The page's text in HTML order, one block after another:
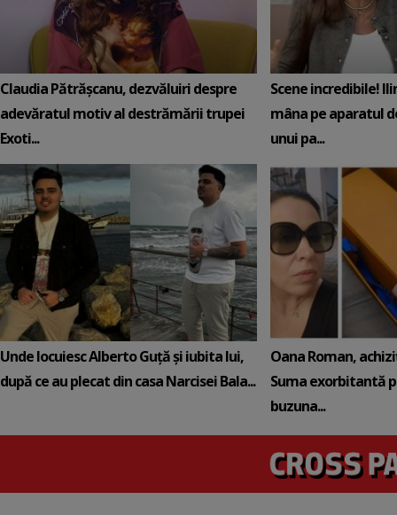
Claudia Pătrășcanu, dezvăluiri despre
adevăratul motiv al destrămării trupei
Exoti...
Scene incredibile!
mâna pe aparatul
unui pa...
Unde locuiesc Alberto Guță și iubita lui,
după ce au plecat din casa Narcisei Bala...
Oana Roman,
Suma exorbitantă
buzuna...